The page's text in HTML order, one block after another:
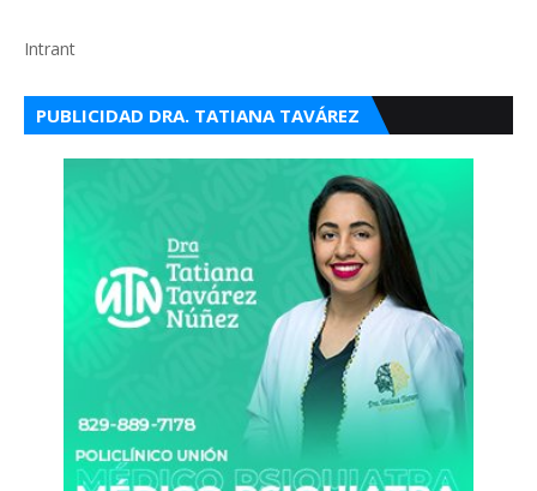
Intrant
PUBLICIDAD DRA. TATIANA TAVÁREZ